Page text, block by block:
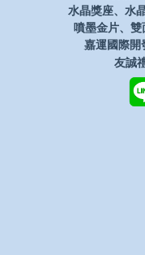
水晶獎座、水
噴墨金片、
嘉運國際開
友誠